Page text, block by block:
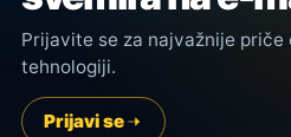
Prijavite se za najvažnije priče
tehnologiji.
Prijavi se